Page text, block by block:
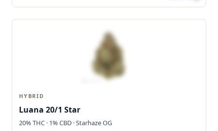
HYBRID
Luana 20/1 Star
20% THC · 1% CBD · Starhaze OG